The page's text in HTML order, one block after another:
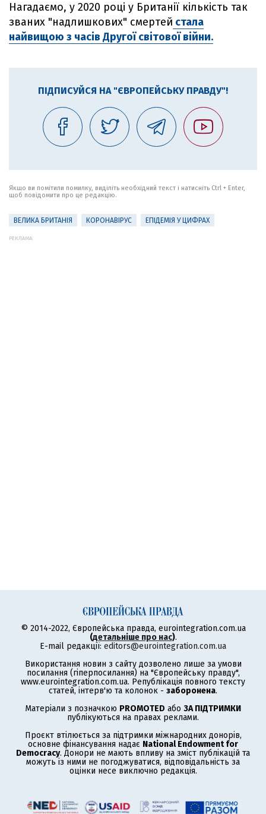
Нагадаємо, у 2020 році у Британії кількість так
званих "надлишкових" смертей стала
найвищою з часів Другої світової війни.
ПІДПИСУЙСЯ НА "ЄВРОПЕЙСЬКУ ПРАВДУ"!
Якщо ви помітили помилку, виділіть необхідний текст і натисніть Ctrl + Enter,
щоб повідомити про це редакцію.
ВЕЛИКА БРИТАНІЯ КОРОНАВІРУС ЕПІДЕМІЯ У ЦИФРАХ
РЕКЛАМА:
© 2014-2022, Європейська правда, eurointegration.com.ua
(детальніше про нас).
E-mail редакції: editors@eurointegration.com.ua
Використання новин з сайту дозволено лише за умови
посилання (гіперпосилання) на "Європейську правду",
www.eurointegration.com.ua. Републікація повного тексту
статей, інтерв'ю та колонок - заборонена.
Матеріали з позначкою PROMOTED або ЗА ПІДТРИМКИ
публікуються на правах реклами.
Проєкт втілюється за підтримки міжнародних донорів,
основне фінансування надає National Endowment for
Democracy. Донори не мають впливу на зміст публікацій та
можуть із ними не погоджуватися, відповідальність за
оцінки несе виключно редакція.